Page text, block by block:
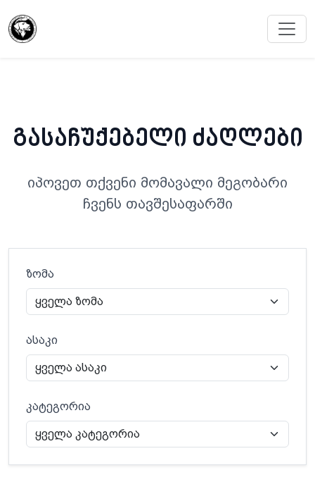
გასაჩუქებელი ძაღლები
იპოვეთ თქვენი მომავალი მეგობარი
ჩვენს თავშესაფარში
ზომა
ასაკი
კატეგორია